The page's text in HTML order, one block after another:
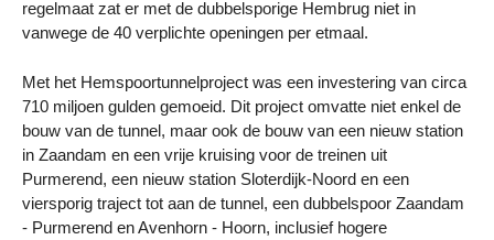
regelmaat zat er met de dubbelsporige Hembrug niet in
vanwege de 40 verplichte openingen per etmaal.
Met het Hemspoortunnelproject was een investering van circa
710 miljoen gulden gemoeid. Dit project omvatte niet enkel de
bouw van de tunnel, maar ook de bouw van een nieuw station
in Zaandam en een vrije kruising voor de treinen uit
Purmerend, een nieuw station Sloterdijk-Noord en een
viersporig traject tot aan de tunnel, een dubbelspoor Zaandam
- Purmerend en Avenhorn - Hoorn, inclusief hogere